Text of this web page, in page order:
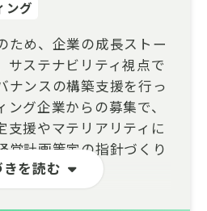
きを読む
ング
ため、企業の成長ストー
サステナビリティ視点で
ナンスの構築支援を行っ
グ企業からの募集で、
支援やマテリアリティに
営計画策定の指針づくり
ます。